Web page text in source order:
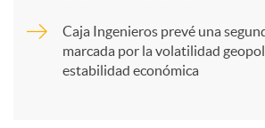
Caja Ingenieros prevé una
marcada por la volatilidad
estabilidad económica